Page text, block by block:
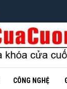
CÔNG NGHỆ